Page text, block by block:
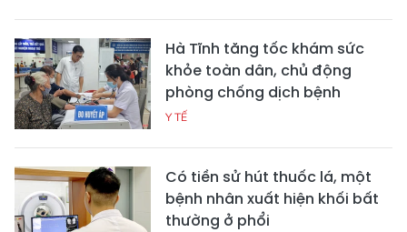
Hà Tĩnh tăng tốc khám sức
khỏe toàn dân, chủ động
phòng chống dịch bệnh
Y TẾ
Có tiền sử hút thuốc lá, một
bệnh nhân xuất hiện khối bất
thường ở phổi